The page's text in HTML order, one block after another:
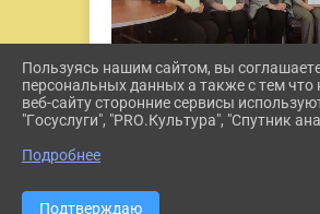
Пользуясь нашим сайтом, вы
персональных данных а также с тем
веб-сайту сторонние сервисы
"Госуслуги", "PRO.Культура", "Спутник
Подробнее
Подтверждаю